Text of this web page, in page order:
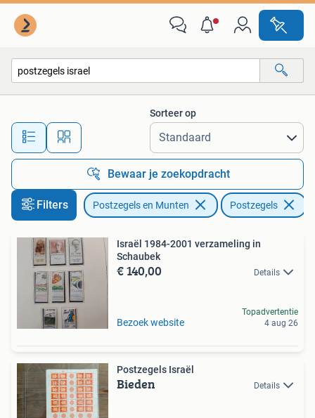
Alle afstanden…
Sorteer op
Bewaar je zoekopdracht
Filters Postzegels en Munten Postzegels
Israël 1984-2001 verzameling in
Schaubek
€ 140,00 Details
Bezoek website
Topadvertentie
4 aug 26
Postzegels Israël
Bieden Details